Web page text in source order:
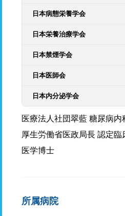
日本病態栄養学会
日本栄養治療学会
日本禁煙学会
日本医師会
日本内分泌学会
医療法人社団翠藍 糖尿病
厚生労働省医政局長 認定臨
医学博士
所属病院